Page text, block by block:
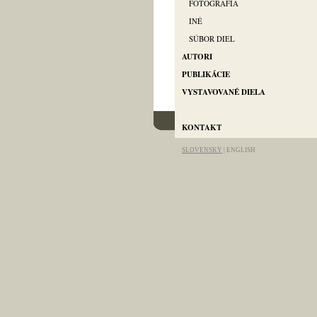
FOTOGRAFIA
INÉ
SÚBOR DIEL
AUTORI
PUBLIKÁCIE
VYSTAVOVANÉ DIELA
KONTAKT
SLOVENSKY ENGLISH
info@artgallery-pallas.com